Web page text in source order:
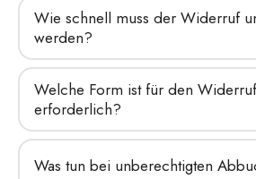
Wie schnell muss der Widerruf
werden?
Welche Form ist für den Widerruf
erforderlich?
Was tun bei unberechtigten